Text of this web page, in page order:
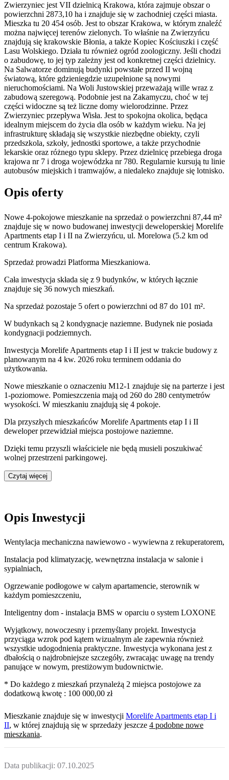
Zwierzyniec jest VII dzielnicą Krakowa, która zajmuje obszar o
powierzchni 2873,10 ha i znajduje się w zachodniej części miasta.
Mieszka tu 20 454 osób. Jest to obszar Krakowa, w którym znaleźć
można najwięcej terenów zielonych. To właśnie na Zwierzyńcu
znajdują się krakowskie Błonia, a także Kopiec Kościuszki i część
Lasu Wolskiego. Działa tu również ogród zoologiczny. Jeśli chodzi
o zabudowę, to jej typ zależny jest od konkretnej części dzielnicy.
Na Salwatorze dominują budynki powstałe przed II wojną
światową, które gdzieniegdzie uzupełnione są nowymi
nieruchomościami. Na Woli Justowskiej przeważają wille wraz z
zabudową szeregową. Podobnie jest na Zakamyczu, choć w tej
części widoczne są też liczne domy wielorodzinne. Przez
Zwierzyniec przepływa Wisła. Jest to spokojna okolica, będąca
idealnym miejscem do życia dla osób w każdym wieku. Na jej
infrastrukturę składają się wszystkie niezbędne obiekty, czyli
przedszkola, szkoły, jednostki sportowe, a także przychodnie
lekarskie oraz różnego typu sklepy. Przez dzielnicę przebiega droga
krajowa nr 7 i droga wojewódzka nr 780. Regularnie kursują tu linie
autobusów miejskich i tramwajów, a niedaleko znajduje się lotnisko.
Opis oferty
Nowe 4-pokojowe mieszkanie na sprzedaż o powierzchni 87,44 m²
znajduje się w nowo budowanej inwestycji deweloperskiej Morelife
Apartments etap I i II na Zwierzyńcu, ul. Morelowa (5.2 km od
centrum Krakowa).
Sprzedaż prowadzi Platforma Mieszkaniowa.
Cała inwestycja składa się z 9 budynków, w których łącznie
znajduje się 36 nowych mieszkań.
Na sprzedaż pozostaje 5 ofert o powierzchni od 87 do 101 m².
W budynkach są 2 kondygnacje naziemne. Budynek nie posiada
kondygnacji podziemnych.
Inwestycja Morelife Apartments etap I i II jest w trakcie budowy z
planowanym na 4 kw. 2026 roku terminem oddania do
użytkowania.
Nowe mieszkanie o oznaczeniu M12-1 znajduje się na parterze i jest
1-poziomowe. Pomieszczenia mają od 260 do 280 centymetrów
wysokości. W mieszkaniu znajdują się 4 pokoje.
Dla przyszłych mieszkańców Morelife Apartments etap I i II
deweloper przewidziałmiejsca postojowe naziemne.
Dzięki temu przyszli właściciele nie będą musieli poszukiwać
wolnej przestrzeni parkingowej.
Czytaj więcej
Opis Inwestycji
Wentylacja mechaniczna nawiewowo - wywiewna z rekuperatorem,
Instalacja pod klimatyzację, wewnętrzna instalacja w salonie i
sypialniach,
Ogrzewanie podłogowe w całym apartamencie, sterownik w
każdym pomieszczeniu,
Inteligentny dom - instalacja BMS w oparciu o system LOXONE
Wyjątkowy, nowoczesny i przemyślany projekt. Inwestycja
przyciąga wzrok pod kątem wizualnym ale zapewnia również
wszystkie udogodnienia praktyczne. Inwestycja wykonana jest z
dbałością o najdrobniejsze szczegóły, zwracając uwagę na trendy
panujące w nowym, prestiżowym budownictwie.
* Do każdego z mieszkań przynależą 2 miejsca postojowe za
dodatkową kwotę : 100 000,00 zł
Mieszkanie znajduje się w inwestycji Morelife Apartments etap I i
II, w której znajdują się w sprzedaży jeszcze 4 podobne nowe
mieszkania.
Data publikacji: 07.10.2025